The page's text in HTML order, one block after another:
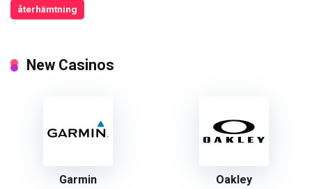
återhämtning
New Casinos
Garmin Oakley